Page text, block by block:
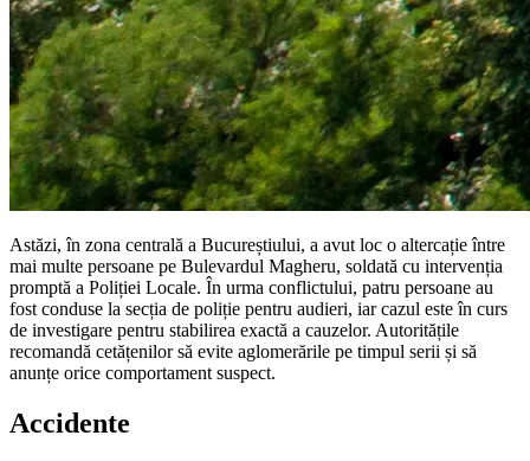
Astăzi, în zona centrală a Bucureștiului, a avut loc o altercație între
mai multe persoane pe Bulevardul Magheru, soldată cu intervenția
promptă a Poliției Locale. În urma conflictului, patru persoane au
fost conduse la secția de poliție pentru audieri, iar cazul este în curs
de investigare pentru stabilirea exactă a cauzelor. Autoritățile
recomandă cetățenilor să evite aglomerările pe timpul serii și să
anunțe orice comportament suspect.
Accidente